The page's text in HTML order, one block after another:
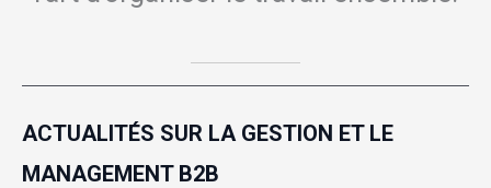
ACTUALITÉS SUR LA GESTION ET LE
MANAGEMENT B2B